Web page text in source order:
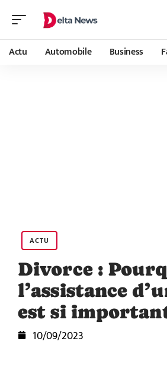
Actu Automobile Business
ACTU
Divorce :
l’assistance
est si
10/09/2023